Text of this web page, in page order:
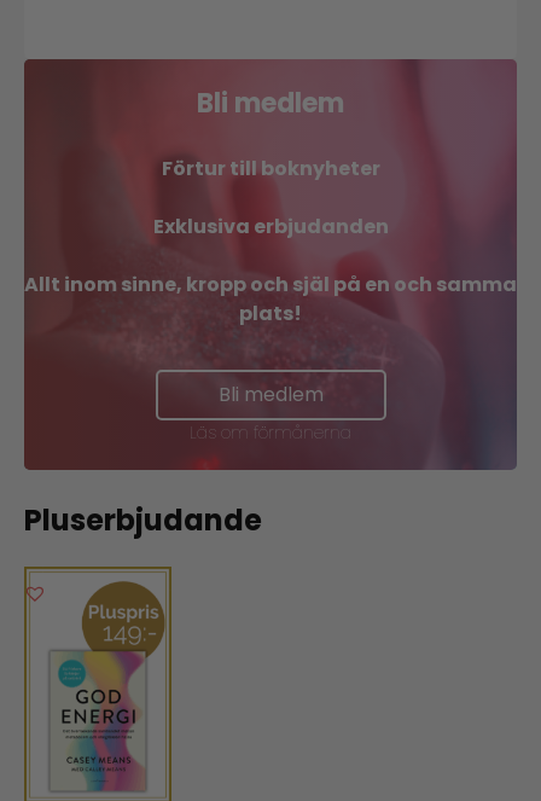
Bli medlem
Förtur till boknyheter
Exklusiva erbjudanden
Allt inom sinne, kropp och själ på en och samma
plats!
Bli medlem
Läs om förmånerna
Pluserbjudande